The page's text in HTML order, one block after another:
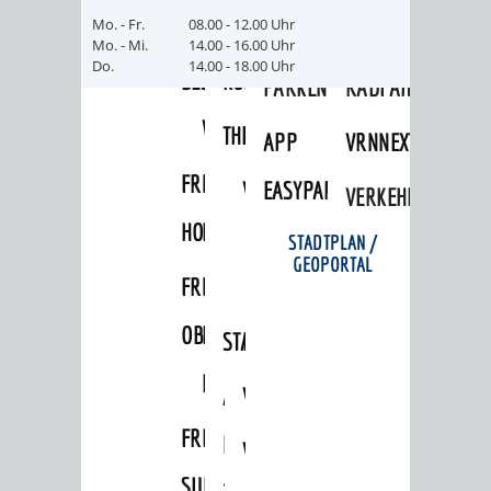
FRIEDHÖFE
BESTATTUNGSMÖGLICHKEITEN
HAUPTFRIEDHOF
WEINHEIM
FRIEDHÖFE
HOHENSACHSEN
FRIEDHOF
LÜTZELSACHSEN
FRIEDHOF
OBERFLOCKENBACH
FRIEDHOF
RIPPENWEIER-
HEILIGKREUZ
FRIEDHOF
KIRCHEN
KULTUREINRICHTUNGEN
THEATER
MUSEUM
VERANSTALTUNGEN
KINDER
STADTBIBLIOTHEK
A
BIS
AUSLEIHE
MEDIENANGEBOTE
KINO
VERANSTALTER
VERANSTALTUNGSRÄUME
PARKEN
APP
EASYPARKEN
RADFAHREN
VRNNEXTBIKE
STADTPLAN /
GEOPORTAL
Mo. - Fr.
08.00 - 12.00 Uhr
Mo. - Mi.
14.00 - 16.00 Uhr
Do.
14.00 - 18.00 Uhr